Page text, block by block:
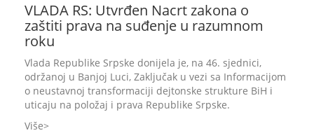
VLADA RS: Utvrđen Nacrt zakona o
zaštiti prava na suđenje u razumnom
roku
Vlada Republike Srpske donijela je, na 46. sjednici,
održanoj u Banjoj Luci, Zaključak u vezi sa Informacijom
o neustavnoj transformaciji dejtonske strukture BiH i
uticaju na položaj i prava Republike Srpske.
Više